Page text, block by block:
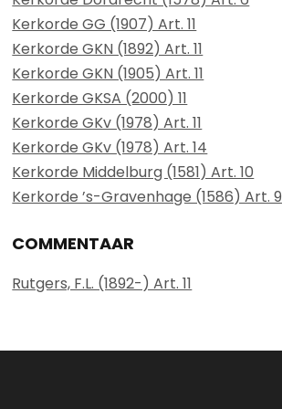
Kerkorde GG (1907) Art. 11
Kerkorde GKN (1892) Art. 11
Kerkorde GKN (1905) Art. 11
Kerkorde GKSA (2000) 11
Kerkorde GKv (1978) Art. 11
Kerkorde GKv (1978) Art. 14
Kerkorde Middelburg (1581) Art. 10
Kerkorde ’s-Gravenhage (1586) Art. 9
COMMENTAAR
Rutgers, F.L. (1892-) Art. 11